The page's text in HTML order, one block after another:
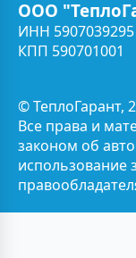
ООО
ИНН 5907039295
КПП 590701001
© ТеплоГарант,
Все права и
законом об
использование